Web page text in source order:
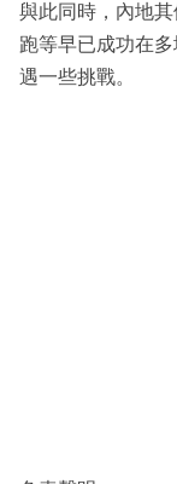
與此同時，內地
跑等早已成功在
遇一些挑戰。